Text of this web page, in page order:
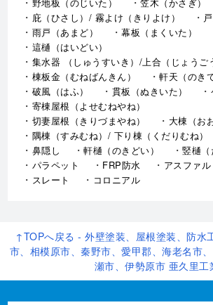
庇（ひさし）/ 霧よけ（きりよけ）
雨戸（あまど）
幕板（まくいた）
這樋（はいどい）
集水器 （しゅうすいき）/上合（じょうご
棟板金（むねばんきん）
軒天（のき
破風（はふ）
貫板（ぬきいた）
寄棟屋根（よせむねやね）
切妻屋根（きりづまやね）
大棟（お
隅棟（すみむね）/ 下り棟（くだりむね）
鼻隠し
軒樋（のきどい）
竪樋（
パラペット
FRP防水
アスファ
スレート
コロニアル
↑TOPへ戻る - 外壁塗装、屋根塗装、防水
市、相模原市、秦野市、愛甲郡、海老名市
瀬市、伊勢原市 亜久里工